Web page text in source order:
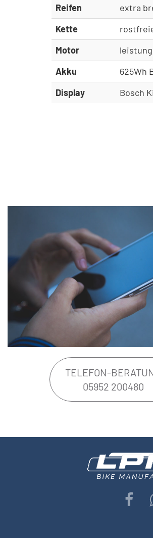
Reifen
extra
Kette
Motor
Akku
625Wh
Display
Bosch
TELEFON-
05952 200480